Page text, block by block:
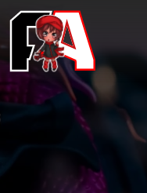
Cookies management panel